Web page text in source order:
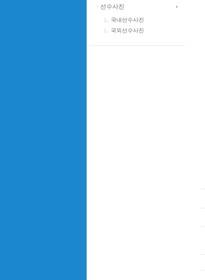
ㆍ선수사진
국내선수사진
국외선수사진